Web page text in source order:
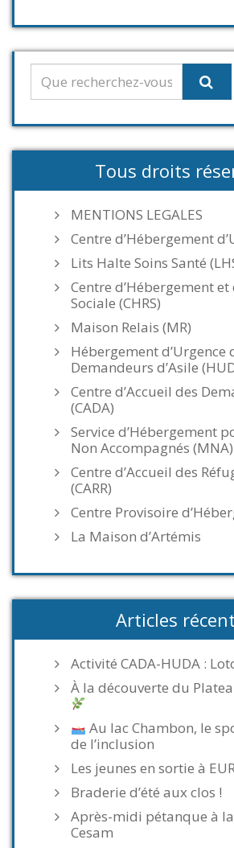
Tous droits
MENTIONS LEGALES
Centre d’Hébergement
Lits Halte Soins Santé
Centre d’Hébergement
Sociale (CHRS)
Maison Relais (MR)
Hébergement d’Urgence
Demandeurs d’Asile
Centre d’Accueil des
(CADA)
Service d’Hébergement
Non Accompagnés (MNA)
Centre d’Accueil des
(CARR)
Centre Provisoire
La Maison d’Artémis
Articles
Activité CADA-HUDA :
À la découverte du
Au lac Chambon, le
de l’inclusion
Les jeunes en sortie à
Braderie d’été aux clos !
Après-midi pétanque à
Cesam